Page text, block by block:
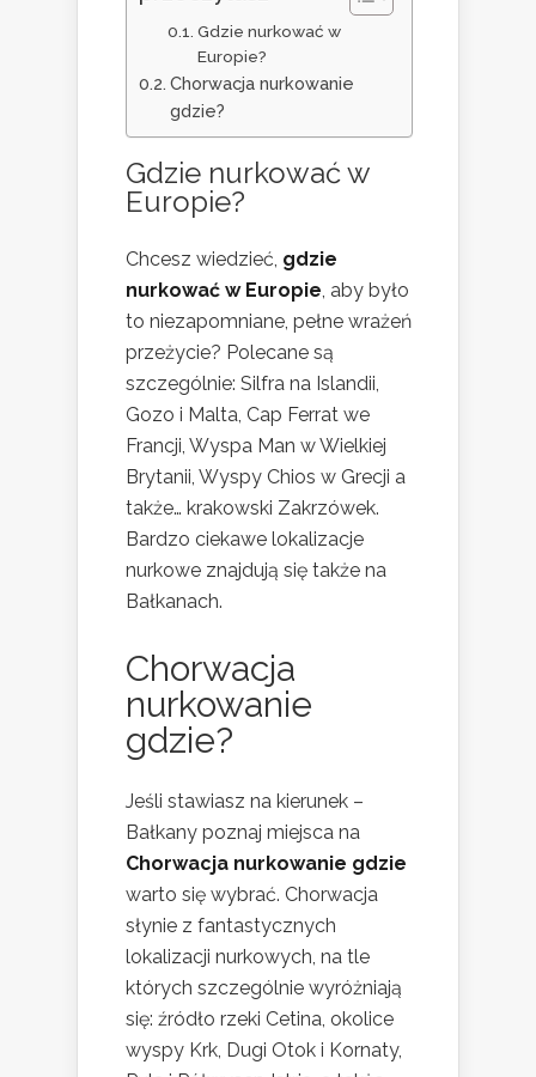
Gdzie nurkować w
Europie?
Chorwacja nurkowanie
gdzie?
Gdzie nurkować w
Europie?
Chcesz wiedzieć, gdzie
nurkować w Europie , aby było
to niezapomniane, pełne wrażeń
przeżycie? Polecane są
szczególnie: Silfra na Islandii,
Gozo i Malta, Cap Ferrat we
Francji, Wyspa Man w Wielkiej
Brytanii, Wyspy Chios w Grecji a
także… krakowski Zakrzówek.
Bardzo ciekawe lokalizacje
nurkowe znajdują się także na
Bałkanach.
Chorwacja
nurkowanie
gdzie?
Jeśli stawiasz na kierunek –
Bałkany poznaj miejsca na
Chorwacja nurkowanie gdzie
warto się wybrać. Chorwacja
słynie z fantastycznych
lokalizacji nurkowych, na tle
których szczególnie wyróżniają
się: źródło rzeki Cetina, okolice
wyspy Krk, Dugi Otok i Kornaty,